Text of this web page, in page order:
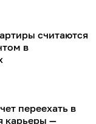
считаются
в
переехать в
карьеры —